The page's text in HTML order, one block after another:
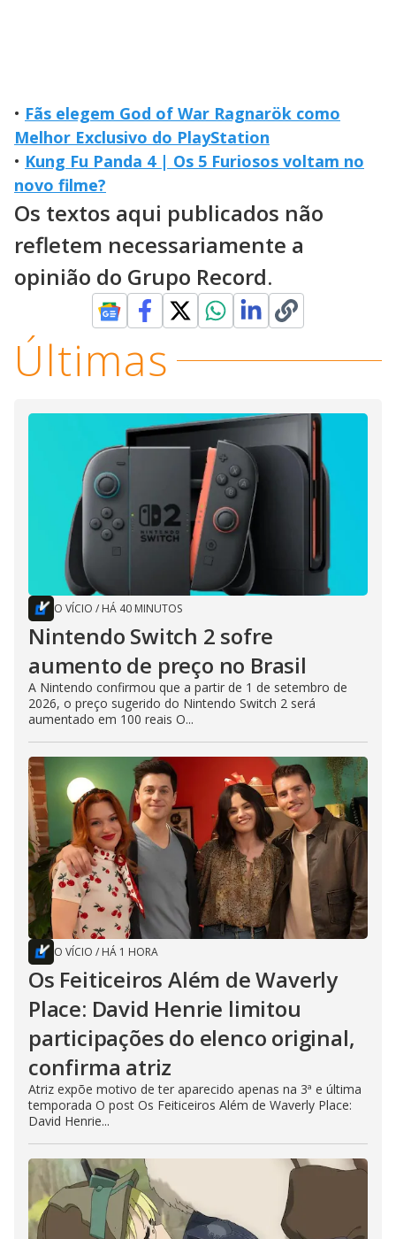
• Fãs elegem God of War Ragnarök como
Melhor Exclusivo do PlayStation
• Kung Fu Panda 4 | Os 5 Furiosos voltam no
novo filme?
Os textos aqui publicados não
refletem necessariamente a
opinião do Grupo Record.
Últimas
O VÍCIO / HÁ 40 MINUTOS
Nintendo Switch 2 sofre
aumento de preço no Brasil
A Nintendo confirmou que a partir de 1 de setembro de
2026, o preço sugerido do Nintendo Switch 2 será
aumentado em 100 reais O...
O VÍCIO / HÁ 1 HORA
Os Feiticeiros Além de Waverly
Place: David Henrie limitou
participações do elenco original,
confirma atriz
Atriz expõe motivo de ter aparecido apenas na 3ª e última
temporada O post Os Feiticeiros Além de Waverly Place:
David Henrie...